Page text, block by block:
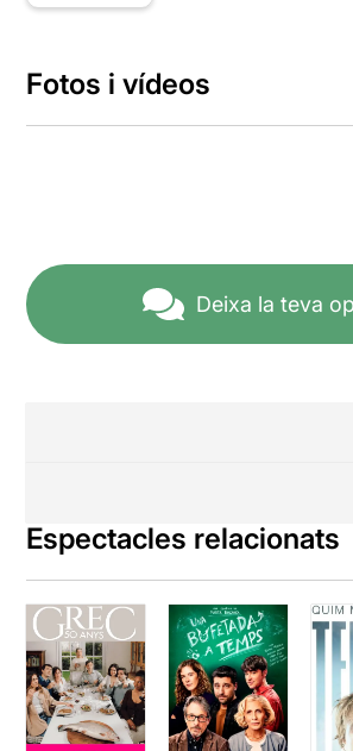
Fotos i vídeos
Deixa la teva
Espectacles relacionats